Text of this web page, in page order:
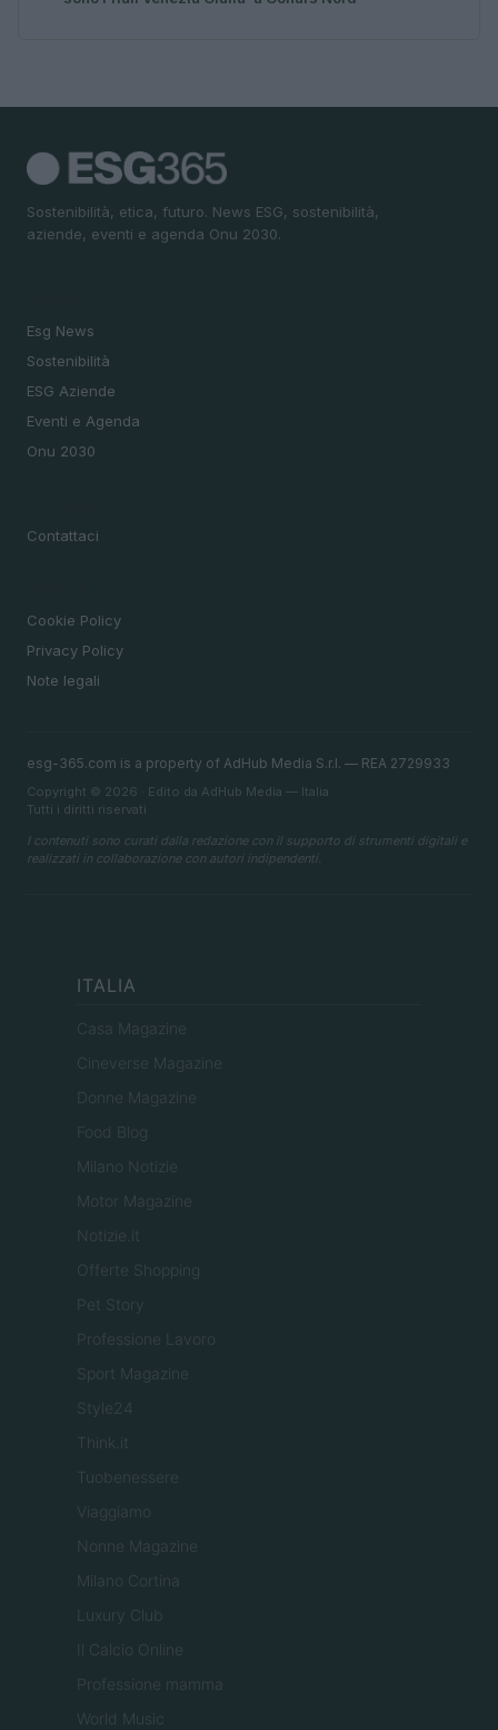
Sostenibilità, etica, futuro. News ESG, sostenibilità,
aziende, eventi e agenda Onu 2030.
Esg News
Sostenibilità
ESG Aziende
Eventi e Agenda
Onu 2030
Contattaci
Cookie Policy
Privacy Policy
Note legali
esg-365.com is a property of AdHub Media S.r.l. — REA 2729933
Copyright © 2026 · Edito da AdHub Media — Italia
Tutti i diritti riservati
I contenuti sono curati dalla redazione con il supporto di strumenti digitali e
realizzati in collaborazione con autori indipendenti.
ITALIA
Casa Magazine
Cineverse Magazine
Donne Magazine
Food Blog
Milano Notizie
Motor Magazine
Notizie.it
Offerte Shopping
Pet Story
Professione Lavoro
Sport Magazine
Style24
Think.it
Tuobenessere
Viaggiamo
Nonne Magazine
Milano Cortina
Luxury Club
Il Calcio Online
Professione mamma
World Music